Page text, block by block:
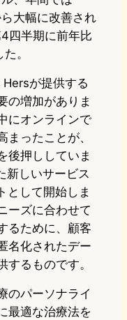
大幅に改善され
四半期に前年比
。
が提供する
の増加がありま
にオンラインで
ったことが、
後押ししていま
新しいサービス
として開始しま
ーズに合わせて
るために、顧客
名化されたデー
するものです。
のパーソナライ
最適な治療法を